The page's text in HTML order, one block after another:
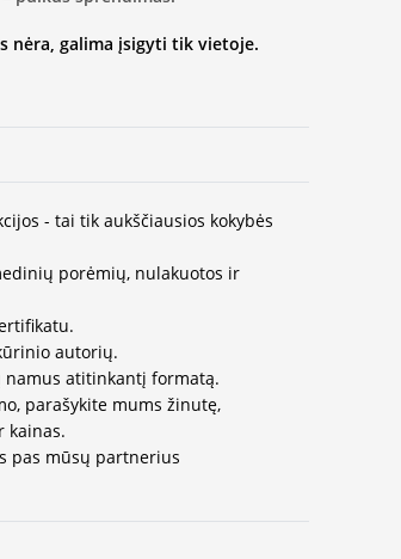
nėra, galima įsigyti tik vietoje.
- tai tik aukščiausios kokybės
porėmių, nulakuotos ir
autorių.
atitinkantį formatą.
parašykite mums žinutę,
kainas.
pas mūsų partnerius